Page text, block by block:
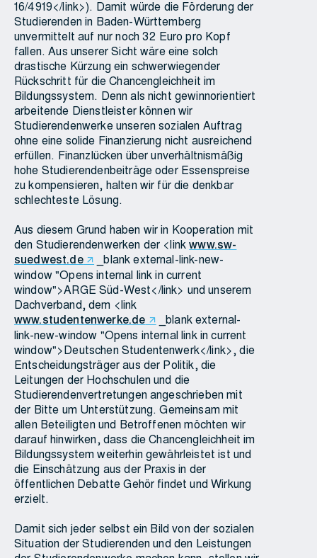
16/4919</link>). Damit würde die Förderung der
Studierenden in Baden-Württemberg
unvermittelt auf nur noch 32 Euro pro Kopf
fallen. Aus unserer Sicht wäre eine solch
drastische Kürzung ein schwerwiegender
Rückschritt für die Chancengleichheit im
Bildungssystem. Denn als nicht gewinnorientiert
arbeitende Dienstleister können wir
Studierendenwerke unseren sozialen Auftrag
ohne eine solide Finanzierung nicht ausreichend
erfüllen. Finanzlücken über unverhältnismäßig
hohe Studierendenbeiträge oder Essenspreise
zu kompensieren, halten wir für die denkbar
schlechteste Lösung.
Aus diesem Grund haben wir in Kooperation mit
den Studierendenwerken der <linkwww.sw-
suedwest.de
_blank external-link-new-
window "Opens internal link in current
window">ARGE Süd-West</link> und unserem
Dachverband, dem <link
www.studentenwerke.de
_blank external-
link-new-window "Opens internal link in current
window">Deutschen Studentenwerk</link>, die
Entscheidungsträger aus der Politik, die
Leitungen der Hochschulen und die
Studierendenvertretungen angeschrieben mit
der Bitte um Unterstützung. Gemeinsam mit
allen Beteiligten und Betroffenen möchten wir
darauf hinwirken, dass die Chancengleichheit im
Bildungssystem weiterhin gewährleistet ist und
die Einschätzung aus der Praxis in der
öffentlichen Debatte Gehör findet und Wirkung
erzielt.
Damit sich jeder selbst ein Bild von der sozialen
Situation der Studierenden und den Leistungen